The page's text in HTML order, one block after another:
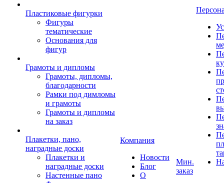
Пластиковые фигурки
Фигуры
тематические
Основания для
фигур
Грамоты и дипломы
Грамоты, дипломы,
благодарности
Рамки под димломы
и грамоты
Грамоты и дипломы
на заказ
Плакетки, пано,
наградные доски
Плакетки и
наградные доски
Настенные пано
Компания
Новости
Блог
О
Мин.
заказ